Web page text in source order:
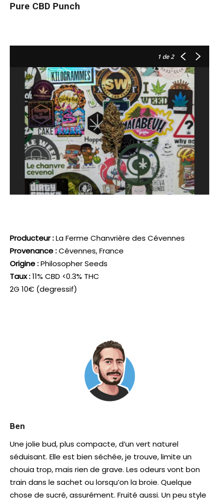
Pure CBD Punch
1 de 2
Producteur :La Ferme Chanvrière des Cévennes
Provenance :Cévennes, France
Origine :Philosopher Seeds
Taux :11% CBD <0.3% THC
2G 10€ (degressif)
Ben
Une jolie bud, plus compacte, d’un vert naturel
séduisant. Elle est bien séchée, je trouve, limite un
chouia trop, mais rien de grave. Les odeurs vont bon
train dans le sachet ou lorsqu’on la broie. Quelque
chose de sucré, assurément. Fruité aussi. Un peu style